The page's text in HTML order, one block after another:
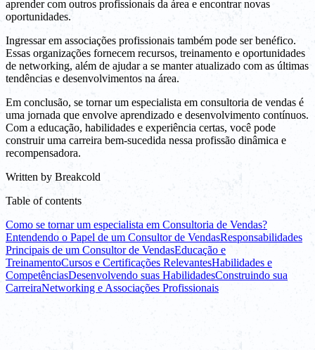
aprender com outros profissionais da área e encontrar novas
oportunidades.
Ingressar em associações profissionais também pode ser benéfico.
Essas organizações fornecem recursos, treinamento e oportunidades
de networking, além de ajudar a se manter atualizado com as últimas
tendências e desenvolvimentos na área.
Em conclusão, se tornar um especialista em consultoria de vendas é
uma jornada que envolve aprendizado e desenvolvimento contínuos.
Com a educação, habilidades e experiência certas, você pode
construir uma carreira bem-sucedida nessa profissão dinâmica e
recompensadora.
Written by Breakcold
Table of contents
Como se tornar um especialista em Consultoria de Vendas?
Entendendo o Papel de um Consultor de VendasResponsabilidades
Principais de um Consultor de VendasEducação e
TreinamentoCursos e Certificações RelevantesHabilidades e
CompetênciasDesenvolvendo suas HabilidadesConstruindo sua
CarreiraNetworking e Associações Profissionais